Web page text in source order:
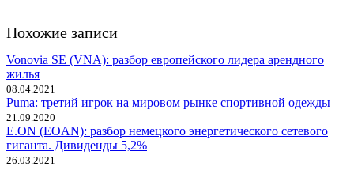
Похожие записи
Vonovia SE (VNA): разбор европейского лидера арендного
жилья
08.04.2021
Puma: третий игрок на мировом рынке спортивной одежды
21.09.2020
E.ON (EOAN): разбор немецкого энергетического сетевого
гиганта. Дивиденды 5,2%
26.03.2021